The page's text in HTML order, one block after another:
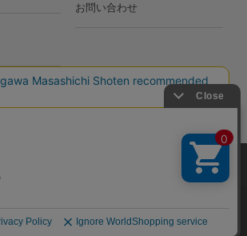
お問い合わせ
All Rights Reserved.
ト内における閲覧履歴・属性情報などの取得およ
クッキー（Cookie）を使用いたします。詳細に
ポリシー